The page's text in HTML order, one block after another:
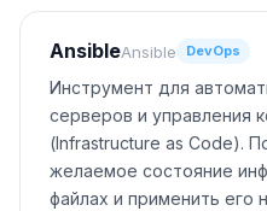
AnsibleAnsible DevOps
Инструмент для
серверов и управления
(Infrastructure as Code).
желаемое состояние
файлах и применить его